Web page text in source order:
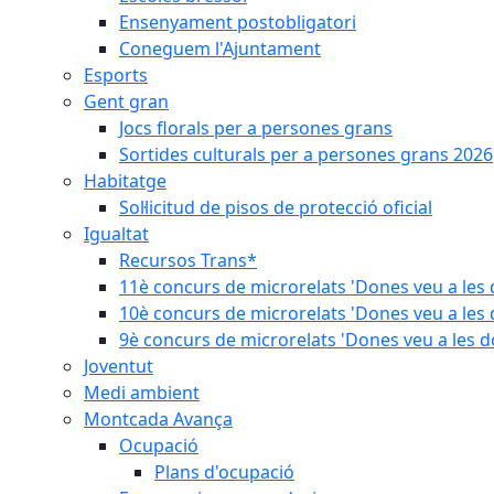
Ensenyament postobligatori
Coneguem l'Ajuntament
Esports
Gent gran
Jocs florals per a persones grans
Sortides culturals per a persones grans 2026
Habitatge
Sol·licitud de pisos de protecció oficial
Igualtat
Recursos Trans*
11è concurs de microrelats 'Dones veu a les
10è concurs de microrelats 'Dones veu a les
9è concurs de microrelats 'Dones veu a les
Joventut
Medi ambient
Montcada Avança
Ocupació
Plans d'ocupació